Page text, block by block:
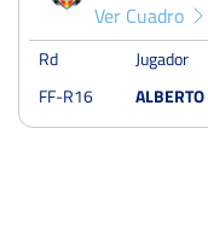
Ver Cuadro
Rd Jugador
FF-R16